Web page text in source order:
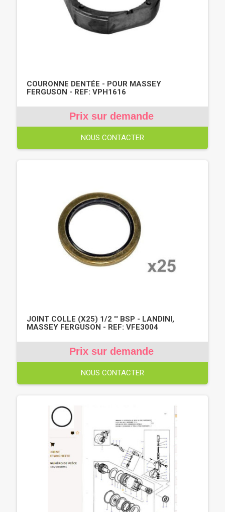
COURONNE DENTÉE - POUR MASSEY
FERGUSON - REF: VPH1616
Prix sur demande
NOUS CONTACTER
JOINT COLLE (X25) 1/2 '' BSP - LANDINI,
MASSEY FERGUSON - REF: VFE3004
Prix sur demande
NOUS CONTACTER